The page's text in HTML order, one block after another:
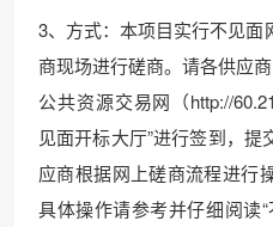
3、方式：本项目实行不见
商现场进行磋商。请各供应
公共资源交易网（http://
见面开标大厅”进行签到，
应商根据网上磋商流程进行
具体操作请参考并仔细阅读